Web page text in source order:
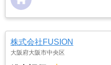
株式会社FUSION
大阪府大阪市中央区